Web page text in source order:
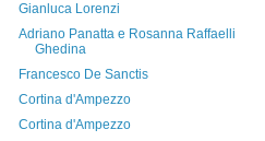
Gianluca Lorenzi
Adriano Panatta e Rosanna Raffaelli
Ghedina
Francesco De Sanctis
Cortina d'Ampezzo
Cortina d'Ampezzo